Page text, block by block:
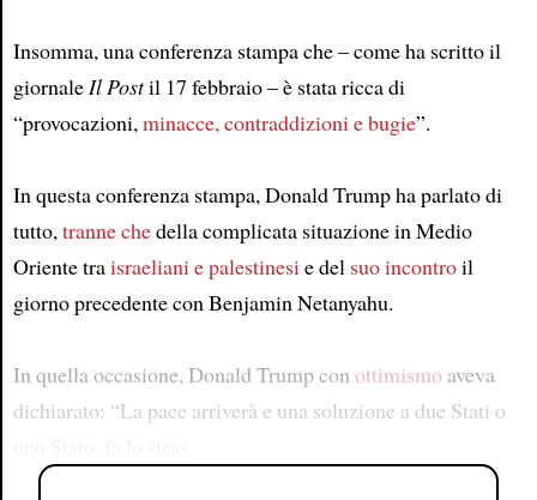
Insomma, una conferenza stampa che – come ha scritto il
giornaleIl Postil 17 febbraio – è stata ricca di
“provocazioni,minacce, contraddizioni e bugie”.
In questa conferenza stampa, Donald Trump ha parlato di
tutto,tranne chedella complicata situazione in Medio
Oriente traisraeliani e palestinesie del suo incontroil
giorno precedente con Benjamin Netanyahu.
In quella occasione, Donald Trump con ottimismo aveva
dichiarato: “La pace arriverà e una soluzione a due Stati o